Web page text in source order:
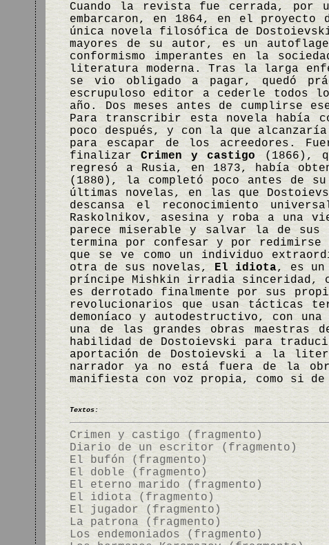
Cuando la revista fue cerrada, por
embarcaron, en 1864, en el
única novela filosófica de
mayores de su autor, es un
conformismo imperantes en la
literatura moderna. Tras la larga
se vio obligado a pagar, quedó
escrupuloso editor a cederle todos
año. Dos meses antes de cumplirse
Para transcribir esta novela había
poco después, y con la que
para escapar de los acreedores.
finalizarCrimen y castigo (1866),
regresó a Rusia, en 1873, había
(1880), la completó poco antes de
últimas novelas, en las que
descansa el reconocimiento
Raskolnikov, asesina y roba a una
parece miserable y salvar la de
termina por confesar y por
que se ve como un individuo
otra de sus novelas, El idiota, es un
príncipe Mishkin irradia sinceridad,
es derrotado finalmente por sus
revolucionarios que usan tácticas
demoníaco y autodestructivo, con
una de las grandes obras
habilidad de Dostoievski para
aportación de Dostoievski a la
narrador ya no está fuera de la
manifiesta con voz propia, como si
Textos:
Crimen y castigo (fragmento)
Diario de un escritor (fragmento)
El bufón (fragmento)
El doble (fragmento)
El eterno marido (fragmento)
El idiota (fragmento)
El jugador (fragmento)
La patrona (fragmento)
Los endemoniados (fragmento)